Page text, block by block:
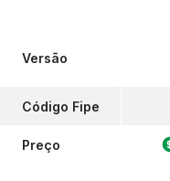
Versão
Código Fipe
Preço